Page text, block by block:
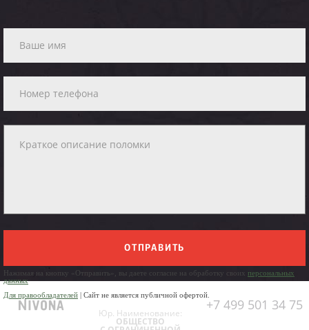
ОТПРАВИТЬ
Нажимая на кнопку «Отправить», вы даете согласие на обработку своих персональных
данных
Для правообладателей | Сайт не является публичной офертой.
+7 499 501 34 75
Юр. Наименование:
ОБЩЕСТВО